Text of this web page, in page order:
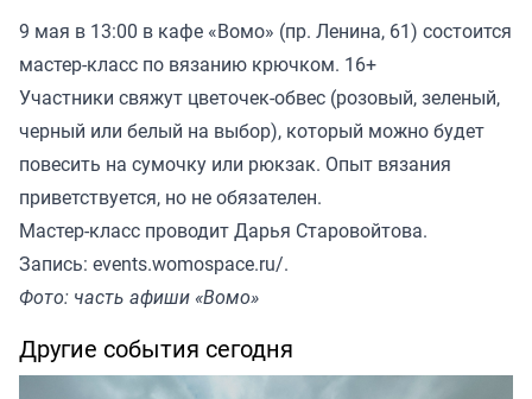
9 мая в 13:00 в кафе «Вомо» (пр. Ленина, 61) состоится
мастер-класс по вязанию крючком. 16+
Участники свяжут цветочек-обвес (розовый, зеленый,
черный или белый на выбор), который можно будет
повесить на сумочку или рюкзак. Опыт вязания
приветствуется, но не обязателен.
Мастер-класс проводит Дарья Старовойтова.
Запись: events.womospace.ru/.
Фото: часть афиши «Вомо»
Другие события сегодня